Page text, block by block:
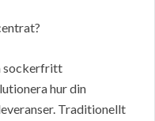
sockerfritt
hur din
Traditionellt